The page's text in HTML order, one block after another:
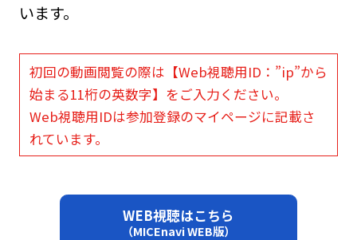
います。
初回の動画閲覧の際は【Web視聴用ID：”ip”から
始まる11桁の英数字】をご入力ください。
Web視聴用IDは参加登録のマイページに記載さ
れています。
WEB視聴はこちら
（MICEnavi WEB版）